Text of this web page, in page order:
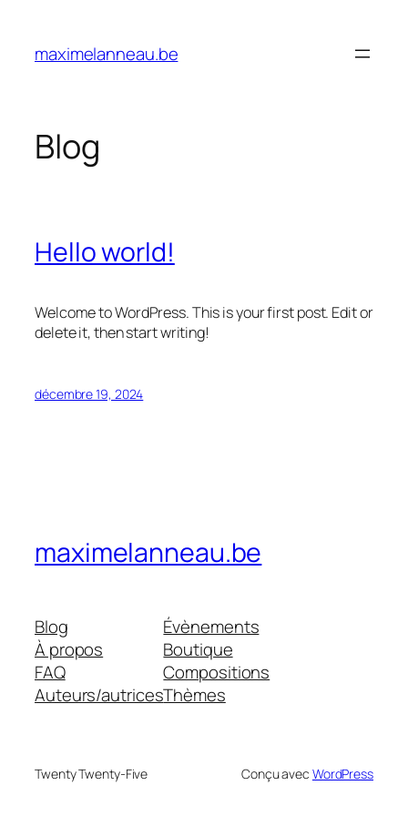
contenu
maximelanneau.be
Blog
Hello world!
Welcome to WordPress. This is your first post. Edit or
delete it, then start writing!
décembre 19, 2024
maximelanneau.be
Blog
À propos
FAQ
Auteurs/autrices
Évènements
Boutique
Compositions
Thèmes
Twenty Twenty-Five Conçu avec WordPress